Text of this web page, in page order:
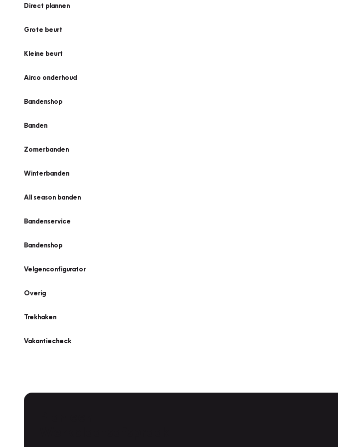
Direct plannen
Grote beurt
Kleine beurt
Airco onderhoud
Bandenshop
Banden
Zomerbanden
Winterbanden
All season banden
Bandenservice
Bandenshop
Velgenconfigurator
Overig
Trekhaken
Vakantiecheck